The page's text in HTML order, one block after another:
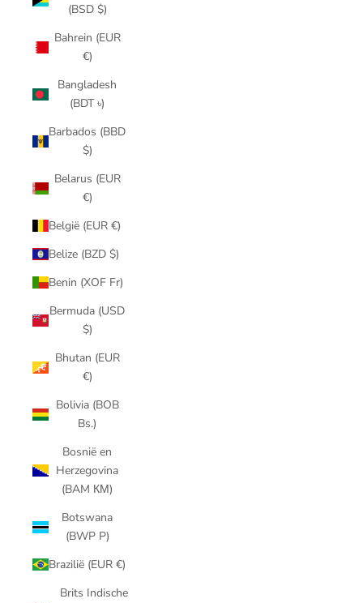
(BSD $)
Bahrein (EUR
€)
Bangladesh
(BDT ৳)
Barbados (BBD
$)
Belarus (EUR
€)
België (EUR €)
Belize (BZD $)
Benin (XOF Fr)
Bermuda (USD
$)
Bhutan (EUR
€)
Bolivia (BOB
Bs.)
Bosnië en
Herzegovina
(BAM КМ)
Botswana
(BWP P)
Brazilië (EUR €)
Brits Indische